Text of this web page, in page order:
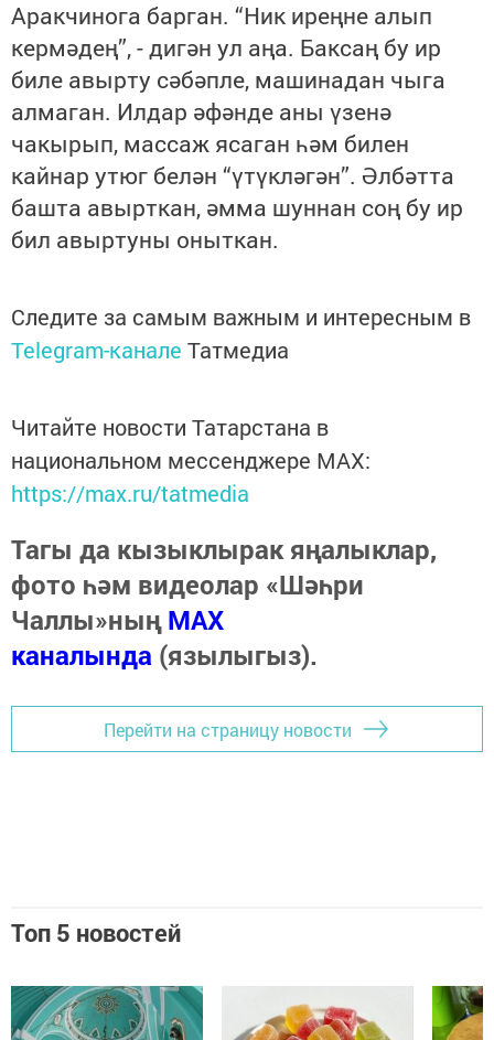
Аракчинога барган. “Ник иреңне алып
кермәдең”, - дигән ул аңа. Баксаң бу ир
биле авырту сәбәпле, машинадан чыга
алмаган. Илдар әфәнде аны үзенә
чакырып, массаж ясаган һәм билен
кайнар утюг белән “үтүкләгән”. Әлбәтта
башта авырткан, әмма шуннан соң бу ир
бил авыртуны оныткан.
Следите за самым важным и интересным в
Telegram-канале Татмедиа
Читайте новости Татарстана в
национальном мессенджере MАХ:
https://max.ru/tatmedia
Тагы да кызыклырак яңалыклар,
фото һәм видеолар «Шәһри
Чаллы»ныңMAX
каналында (язылыгыз).
Перейти на страницу новости
Топ 5 новостей